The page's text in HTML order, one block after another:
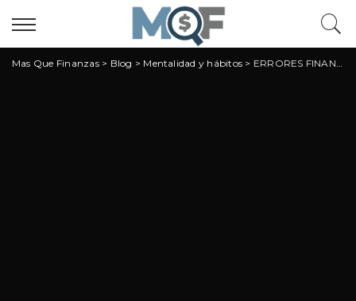
Mas Que Finanzas> Blog > Mentalidad y hábitos > ERRORES FINANCIEROS QUE NO TE DEJARÁN DORMIR